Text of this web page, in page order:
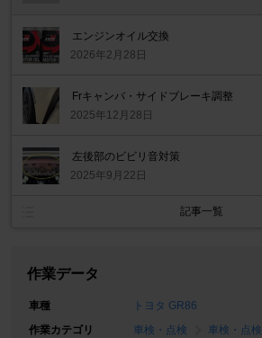
エンジンオイル交換
2026年2月28日
Frキャンバ・サイドブレーキ調整
2025年12月28日
左後部のビビリ音対策
2025年9月22日
記事一覧
作業データ
車種
トヨタ GR86
作業カテゴリ
車検・点検 車検・点検